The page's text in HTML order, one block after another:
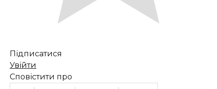
Підписатися
Увійти
Сповістити про